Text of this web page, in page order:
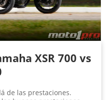
XSR 700 vs
de las prestaciones.